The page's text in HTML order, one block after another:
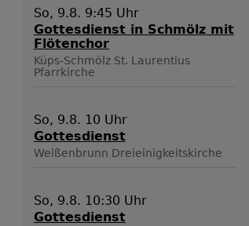
Uhr
Uhr
Gottesdienst
So, 9.8. 9:45 Uhr
Gottesdienst in Schmölz mit
Flötenchor
Küps-Schmölz St. Laurentius
Pfarrkirche
So, 9.8. 10 Uhr
Gottesdienst
Weißenbrunn Dreieinigkeitskirche
So, 9.8. 10:30 Uhr
Gottesdienst